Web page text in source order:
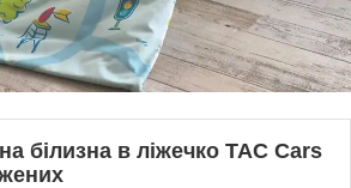
білизна в ліжечко TAC Cars